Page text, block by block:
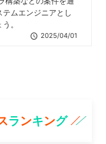
ムエンジニアとし
。
2025/04/01
ランキング